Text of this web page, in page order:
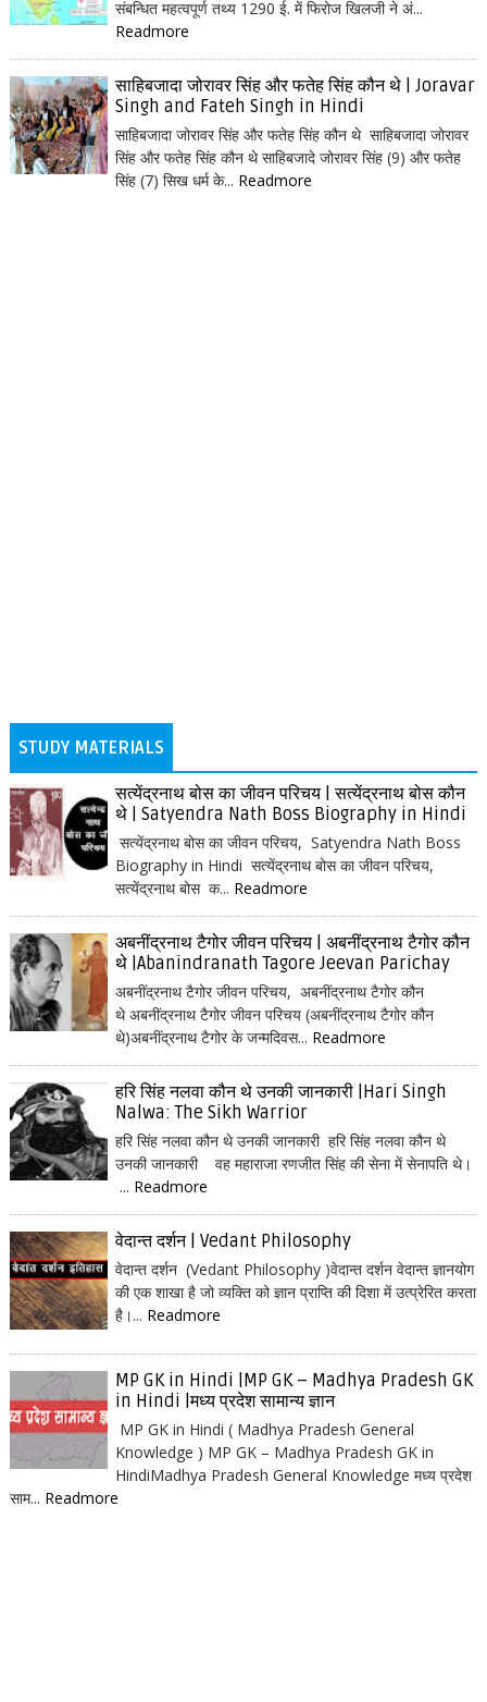
संबन्धित महत्वपूर्ण तथ्य 1290 ई. में फिरोज खिलजी ने अं...
Readmore
साहिबजादा जोरावर सिंह और फतेह सिंह कौन थे | Joravar
Singh and Fateh Singh in Hindi
साहिबजादा जोरावर सिंह और फतेह सिंह कौन थे साहिबजादा जोरावर
सिंह और फतेह सिंह कौन थे साहिबजादे जोरावर सिंह (9) और फतेह
सिंह (7) सिख धर्म के... Readmore
STUDY MATERIALS
सत्येंद्रनाथ बोस का जीवन परिचय | सत्येंद्रनाथ बोस कौन
थे | Satyendra Nath Boss Biography in Hindi
सत्येंद्रनाथ बोस का जीवन परिचय, Satyendra Nath Boss
Biography in Hindi सत्येंद्रनाथ बोस का जीवन परिचय,
सत्येंद्रनाथ बोस क... Readmore
अबनींद्रनाथ टैगोर जीवन परिचय | अबनींद्रनाथ टैगोर कौन
थे |Abanindranath Tagore Jeevan Parichay
अबनींद्रनाथ टैगोर जीवन परिचय, अबनींद्रनाथ टैगोर कौन
थे अबनींद्रनाथ टैगोर जीवन परिचय (अबनींद्रनाथ टैगोर कौन
थे)अबनींद्रनाथ टैगोर के जन्मदिवस... Readmore
हरि सिंह नलवा कौन थे उनकी जानकारी |Hari Singh
Nalwa: The Sikh Warrior
हरि सिंह नलवा कौन थे उनकी जानकारी हरि सिंह नलवा कौन थे
उनकी जानकारी वह महाराजा रणजीत सिंह की सेना में सेनापति थे।
... Readmore
वेदान्त दर्शन | Vedant Philosophy
वेदान्त दर्शन (Vedant Philosophy )वेदान्त दर्शन वेदान्त ज्ञानयोग
की एक शाखा है जो व्यक्ति को ज्ञान प्राप्ति की दिशा में उत्प्रेरित करता
है।... Readmore
MP GK in Hindi |MP GK – Madhya Pradesh GK
in Hindi |मध्य प्रदेश सामान्य ज्ञान
MP GK in Hindi ( Madhya Pradesh General
Knowledge ) MP GK – Madhya Pradesh GK in
HindiMadhya Pradesh General Knowledge मध्य प्रदेश
साम... Readmore